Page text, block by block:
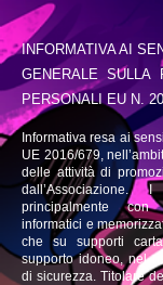
INFORMATIVA AI
GENERALE SULLA
PERSONALI EU N.
Informativa resa ai
UE 2016/679,
delle attività di
principalmente
informatici e
che su supporti
supporto idoneo, nel
di sicurezza. Titolare